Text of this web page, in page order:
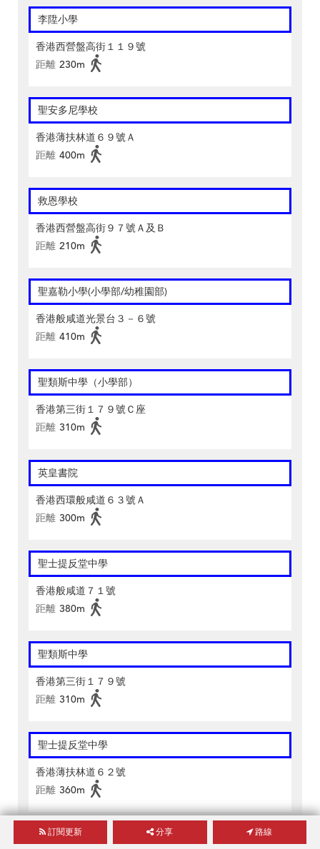
李陞小學
香港西營盤高街１１９號
距離 230m
聖安多尼學校
香港薄扶林道６９號Ａ
距離 400m
救恩學校
香港西營盤高街９７號Ａ及Ｂ
距離 210m
聖嘉勒小學(小學部/幼稚園部)
香港般咸道光景台３－６號
距離 410m
聖類斯中學（小學部）
香港第三街１７９號Ｃ座
距離 310m
英皇書院
香港西環般咸道６３號Ａ
距離 300m
聖士提反堂中學
香港般咸道７１號
距離 380m
聖類斯中學
香港第三街１７９號
距離 310m
聖士提反堂中學
香港薄扶林道６２號
距離 360m
聖保羅書院
訂閱更新 分享 路線